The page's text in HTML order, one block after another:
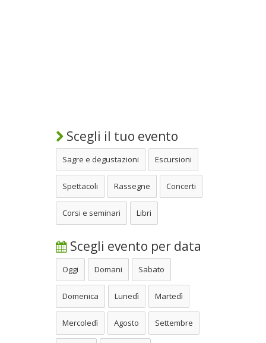
Scegli il tuo evento
Sagre e degustazioni Escursioni
Spettacoli Rassegne Concerti
Corsi e seminari Libri
Scegli evento per data
Oggi Domani Sabato
Domenica Lunedì Martedì
Mercoledì Agosto Settembre